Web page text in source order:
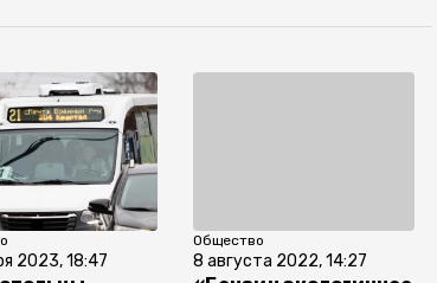
2023, 18:47
Общество
8 августа 2022, 14:27